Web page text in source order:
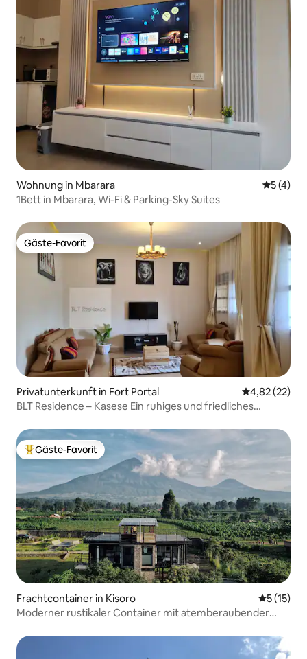
Wohnung in Mbarara
5 (4)
1Bett in Mbarara, Wi-Fi & Parking-Sky Suites
Gäste-Favorit
Gäste-Favorit
Privatunterkunft in Fort Portal
4,82 (22)
BLT Residence – Kasese Ein ruhiges und friedliches
Beliebter Gäste-Favorit.
Gäste-Favorit
Frachtcontainer in Kisoro
5 (15)
Moderner rustikaler Container mit atemberaubender